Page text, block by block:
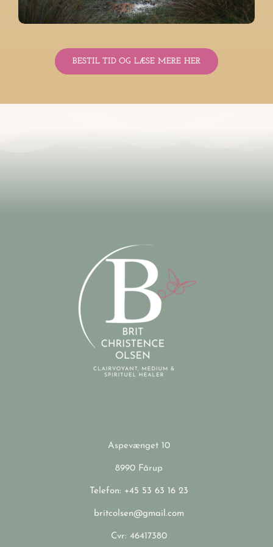
BESTIL TID OG LÆSE MERE HER
Aspevænget 10
8990 Fårup
Telefon: +45 53 63 16 23
britcolsen@gmail.com
Cvr: 46417380